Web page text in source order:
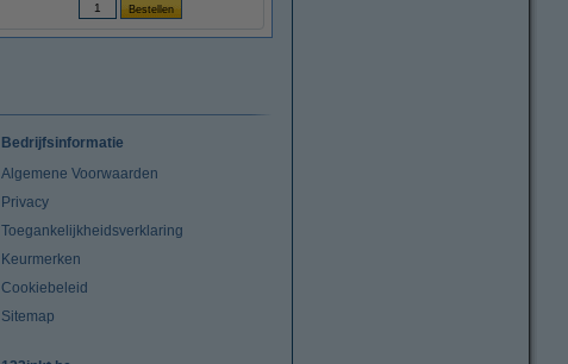
Bedrijfsinformatie
Algemene Voorwaarden
Privacy
Toegankelijkheidsverklaring
Keurmerken
Cookiebeleid
Sitemap